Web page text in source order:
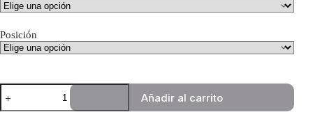
Posición
Deflectores
de
Ventanilla
Añadir al carrito